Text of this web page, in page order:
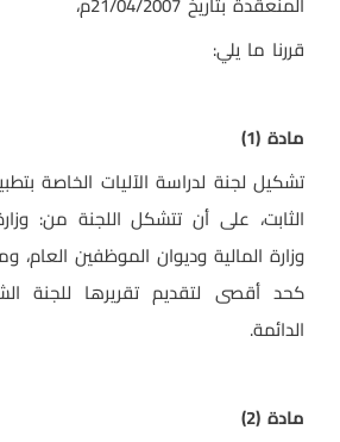
قررنا ما يلي:
مادة (1)
تشكيل لجنة لدراسة الآليات الخاصة
الثابت، على أن تتشكل اللجنة من:
وزارة المالية وديوان الموظفين
كحد أقصى لتقديم تقريرها للجنة
الدائمة.
مادة (2)